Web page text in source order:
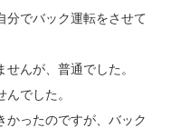
分でバック運転をさせて
んが、普通でした。
でした。
かったのですが、バック